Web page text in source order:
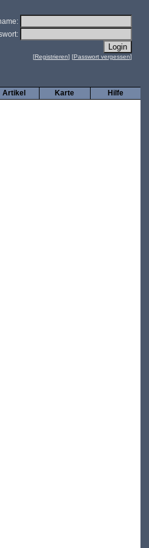
[Registrieren] [Passwort vergessen]
Hilfe
Karte
Artikel